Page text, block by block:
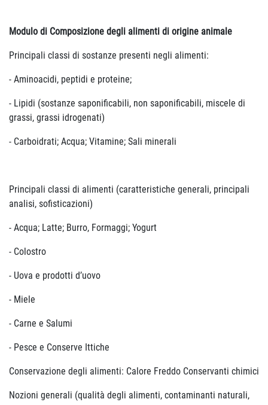
Modulo di Composizione degli alimenti di origine animale
Principali classi di sostanze presenti negli alimenti:
- Aminoacidi, peptidi e proteine;
- Lipidi (sostanze saponificabili, non saponificabili, miscele di
grassi, grassi idrogenati)
- Carboidrati; Acqua; Vitamine; Sali minerali
Principali classi di alimenti (caratteristiche generali, principali
analisi, sofisticazioni)
- Acqua; Latte; Burro, Formaggi; Yogurt
- Colostro
- Uova e prodotti d’uovo
- Miele
- Carne e Salumi
- Pesce e Conserve Ittiche
Conservazione degli alimenti: Calore Freddo Conservanti chimici
Nozioni generali (qualità degli alimenti, contaminanti naturali,